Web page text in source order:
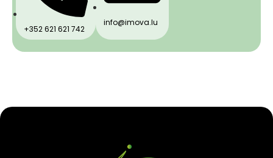
+352 621 621 742
info@imova.lu